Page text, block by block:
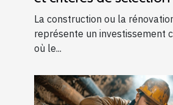
La construction ou la
représente un investissement
où le...